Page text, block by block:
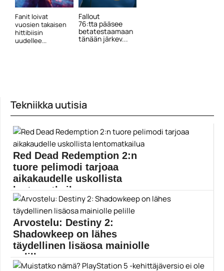
Fanit loivat
vuosien takaisen
hittibiisin
uudellee...
Fallout
76:tta pääsee
betatestaamaan
tänään järkev...
Tekniikka uutisia
Red Dead Redemption 2:n
tuore pelimodi tarjoaa
aikakaudelle uskollista
lentomatkailua
Rockstar Gamesin hittipelissä voi nyt matkustaa
vapaasti kuumailmapallolla....
PC
Arvostelu: Destiny 2:
Shadowkeep on lähes
täydellinen lisäosa mainiolle
pelille